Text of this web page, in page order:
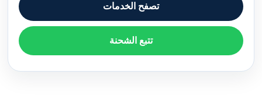
تصفح الخدمات
تتبع الشحنة